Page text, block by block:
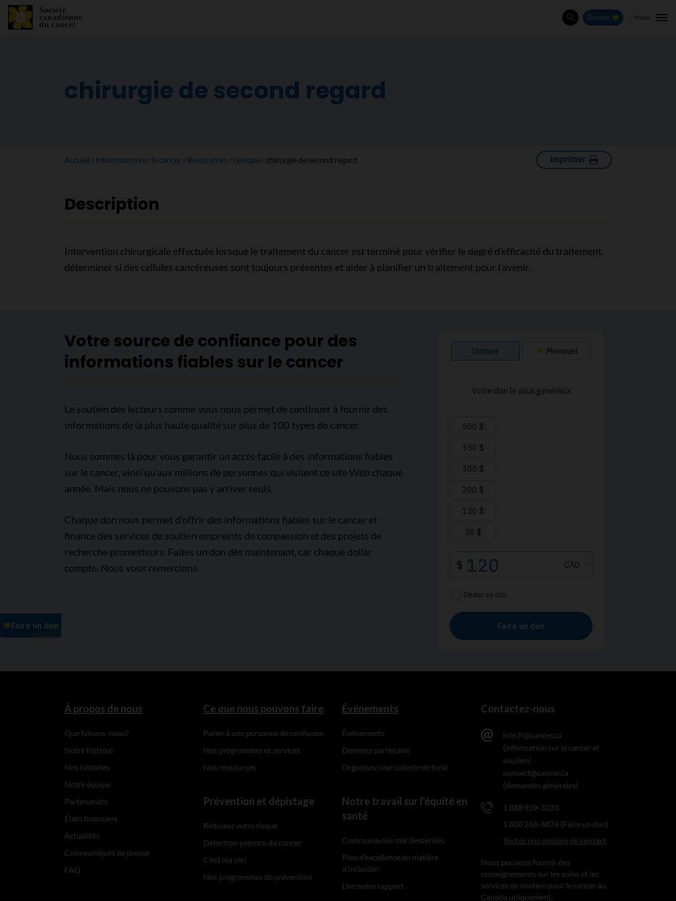
Rechercher
Donnez Menu
chirurgie de second regard
Accueil Information sur le cancer Ressources Lexique chirurgie de second regard Imprimer
Description
Intervention chirurgicale effectuée lorsque le traitement du cancer est terminé pour vérifier le degré d’efficacité du traitement,
déterminer si des cellules cancéreuses sont toujours présentes et aider à planifier un traitement pour l’avenir.
Votre source de confiance pour des
informations fiables sur le cancer
Le soutien des lecteurs comme vous nous permet de continuer à fournir des
informations de la plus haute qualité sur plus de 100 types de cancer.
Nous sommes là pour vous garantir un accès facile à des informations fiables
sur le cancer, ainsi qu’aux millions de personnes qui visitent ce site Web chaque
année. Mais nous ne pouvons pas y arriver seuls.
Chaque don nous permet d’offrir des informations fiables sur le cancer et
finance des services de soutien empreints de compassion et des projets de
recherche prometteurs. Faites un don dès maintenant, car chaque dollar
compte. Nous vous remercions.
À propos de nous
Que faisons-nous?
Notre histoire
Nos histoires
Notre équipe
Partenariats
États financiers
Actualités
Communiqués de presse
FAQ
Ce que nous pouvons faire
Parler à une personne de confiance
Nos programmes et services
Nos ressources
Prévention et dépistage
Réduisez votre risque
Détection précoce du cancer
C’est ma vie!
Nos programmes de prévention
Événements
Événements
Devenez partenaire
Organisez une collecte de fond
Notre travail sur l’équité en
santé
Communautés mal desservies
Plan d’excellence en matière
d’inclusion
Lire notre rapport
Contactez-nous
info.fr@cancer.ca
(information sur le cancer et
soutien)
connect@cancer.ca
(demandes générales)
1 888 939-3333
1 800 268-8874 (Faire un don)
Toutes nos options de contact
Nous pouvons fournir des
renseignements sur les soins et les
services de soutien pour le cancer au
Canada uniquement.